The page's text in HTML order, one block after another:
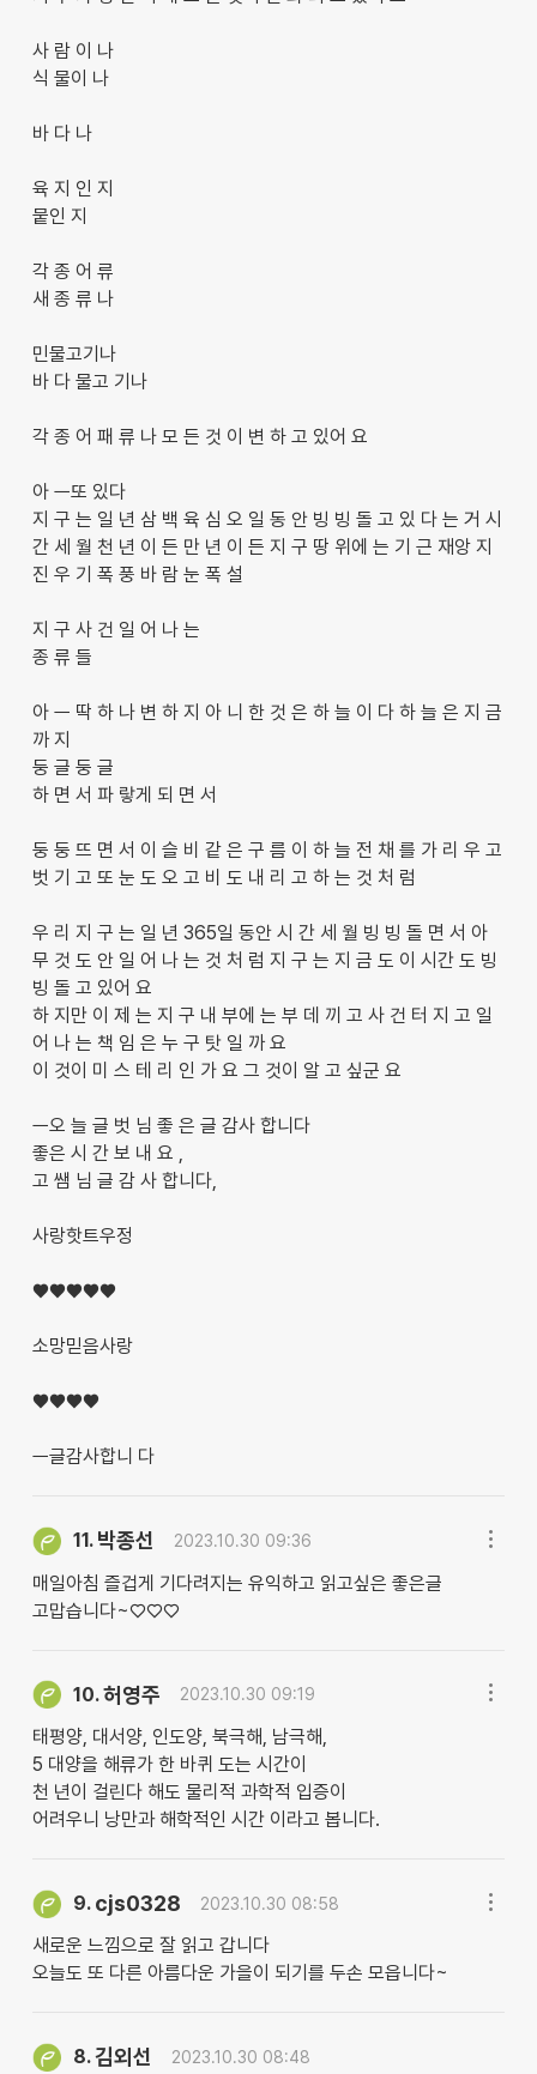
사 람 이 나
식 물이 나
바 다 나
육 지 인 지
뭍인 지
각 종 어 류
새 종 류 나
민물고기나
바 다 물고 기나
각 종 어 패 류 나 모 든 것 이 변 하 고 있어 요
아 ㅡ또 있다
지 구 는 일 년 삼 백 육 심 오 일 동 안 빙 빙 돌 고 있 다 는 거 시
간 세 월 천 년 이 든 만 년 이 든 지 구 땅 위에 는 기 근 재앙 지
진 우 기 폭 풍 바 람 눈 폭 설
지 구 사 건 일 어 나 는
종 류 들
아 ㅡ 딱 하 나 변 하 지 아 니 한 것 은 하 늘 이 다 하 늘 은 지 금
까 지
둥 글 둥 글
하 면 서 파 랗게 되 면 서
둥 둥 뜨 면 서 이 슬 비 같 은 구 름 이 하 늘 전 채 를 가 리 우 고
벗 기 고 또 눈 도 오 고 비 도 내 리 고 하 는 것 처 럼
우 리 지 구 는 일 년 365일 동안 시 간 세 월 빙 빙 돌 면 서 아
무 것 도 안 일 어 나 는 것 처 럼 지 구 는 지 금 도 이 시간 도 빙
빙 돌 고 있어 요
하 지만 이 제 는 지 구 내 부에 는 부 데 끼 고 사 건 터 지 고 일
어 나 는 책 임 은 누 구 탓 일 까 요
이 것이 미 스 테 리 인 가 요 그 것이 알 고 싶군 요
ㅡ오 늘 글 벗 님 좋 은 글 감사 합니다
좋은 시 간 보 내 요 ,
고 쌤 님 글 감 사 합니다,
사랑핫트우정
♥️♥️♥️♥️♥️
소망믿음사랑
♥️♥️♥️♥️
ㅡ글감사합니 다
11. 박종선 2023.10.30 09:36
매일아침 즐겁게 기다려지는 유익하고 읽고싶은 좋은글
고맙습니다~♡♡♡
10.허영주 2023.10.30 09:19
태평양, 대서양, 인도양, 북극해, 남극해,
5 대양을 해류가 한 바퀴 도는 시간이
천 년이 걸린다 해도 물리적 과학적 입증이
어려우니 낭만과 해학적인 시간 이라고 봅니다.
9. cjs0328 2023.10.30 08:58
새로운 느낌으로 잘 읽고 갑니다
오늘도 또 다른 아름다운 가을이 되기를 두손 모읍니다~
8.김외선 2023.10.30 08:48